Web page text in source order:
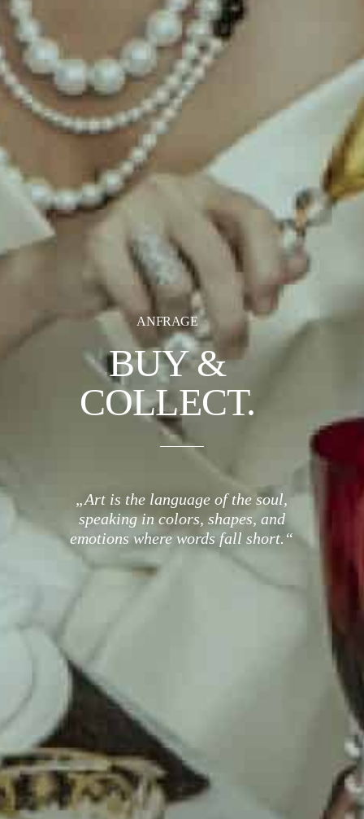
ANFRAGE
BUY &
COLLECT.
„Art is the language of the soul,
speaking in colors, shapes, and
emotions where words fall short.“